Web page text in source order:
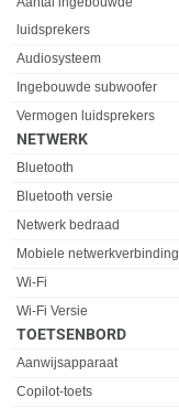
luidsprekers
Audiosysteem
Ingebouwde subwoofer
Vermogen luidsprekers
NETWERK
Eigenschap
Bluetooth
Bluetooth versie
Netwerk bedraad
Mobiele netwerkverbinding
Wi-Fi
Wi-Fi Versie
TOETSENBORD
Eigenschap Waarde
Aanwijsapparaat
Copilot-toets